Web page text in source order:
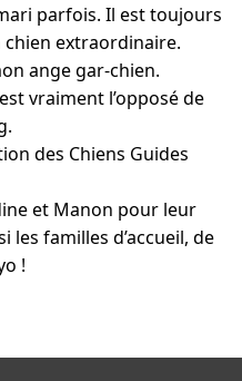
parfois. Il est toujours
chien extraordinaire.
ange gar-chien.
vraiment l’opposé de
des Chiens Guides
et Manon pour leur
les familles d’accueil, de
!